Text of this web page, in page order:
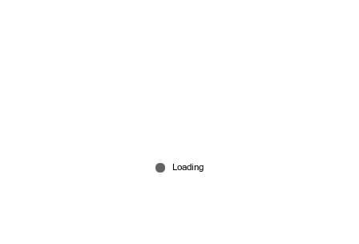
എട്ട് വര്‍ഷം മുന്‍പ് പ്രണയവിവാഹം; ഭർതൃവീട്ടിൽ